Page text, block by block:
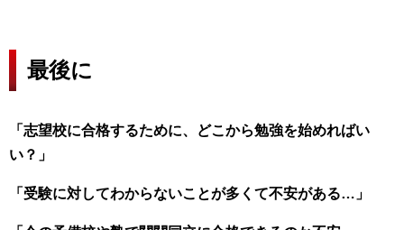
最後に
「志望校に合格するために、どこから勉強を始めればい
い？」
「受験に対してわからないことが多くて不安がある…」